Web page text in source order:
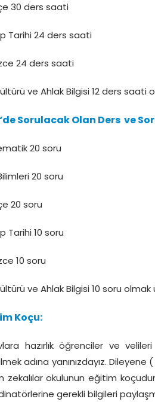
30 ders saati
Tarihi 24 ders saati
24 ders saati
ve Ahlak Bilgisi 12 ders
‘de Sorulacak Olan Ders ve
20 soru
20 soru
20 soru
Tarihi 10 soru
10 soru
ve Ahlak Bilgisi 10 soru
Koçu:
hazırlık öğrenciler ve
adına yanınızdayız.
zekalılar okulunun eğitim
gerekli bilgileri